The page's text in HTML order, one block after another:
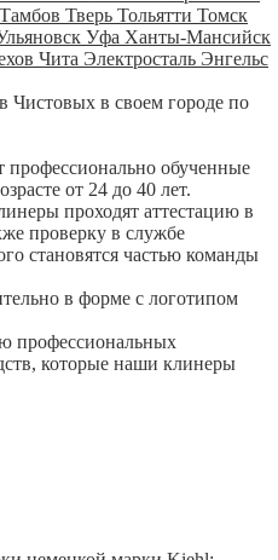
Тамбов Тверь Тольятти Томск
Уфа Ханты-Мансийск
Чита Электросталь Энгельс
Чистовых в своем городе по
профессионально обученные
от 24 до 40 лет.
проходят аттестацию в
проверку в службе
становятся частью команды
в форме с логотипом
профессиональных
которые наши клинеры